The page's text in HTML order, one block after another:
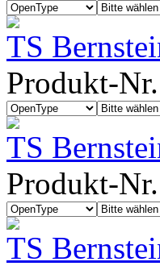
TS
Produkt-
TS
Produkt-
TS